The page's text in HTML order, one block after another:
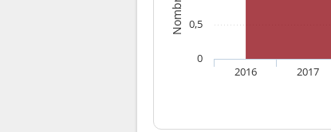
2016 2017
0
0,5